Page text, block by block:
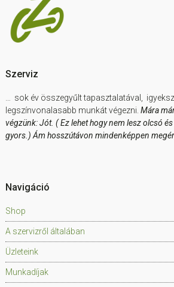
Szerviz
… sok év összegyűlt tapasztalatával,
legszínvonalasabb munkát végezni. Mára
végzünk: Jót. ( Ez lehet hogy nem lesz olcsó
gyors.) Ám hosszútávon mindenképpen
Navigáció
Shop
A szervizről általában
Üzleteink
Munkadíjak